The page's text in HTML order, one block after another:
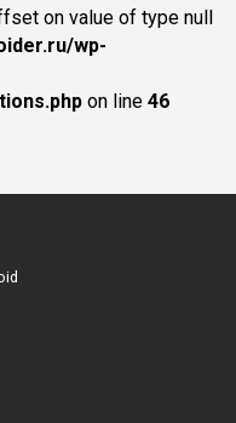
on value of type null
wp-
on line 46